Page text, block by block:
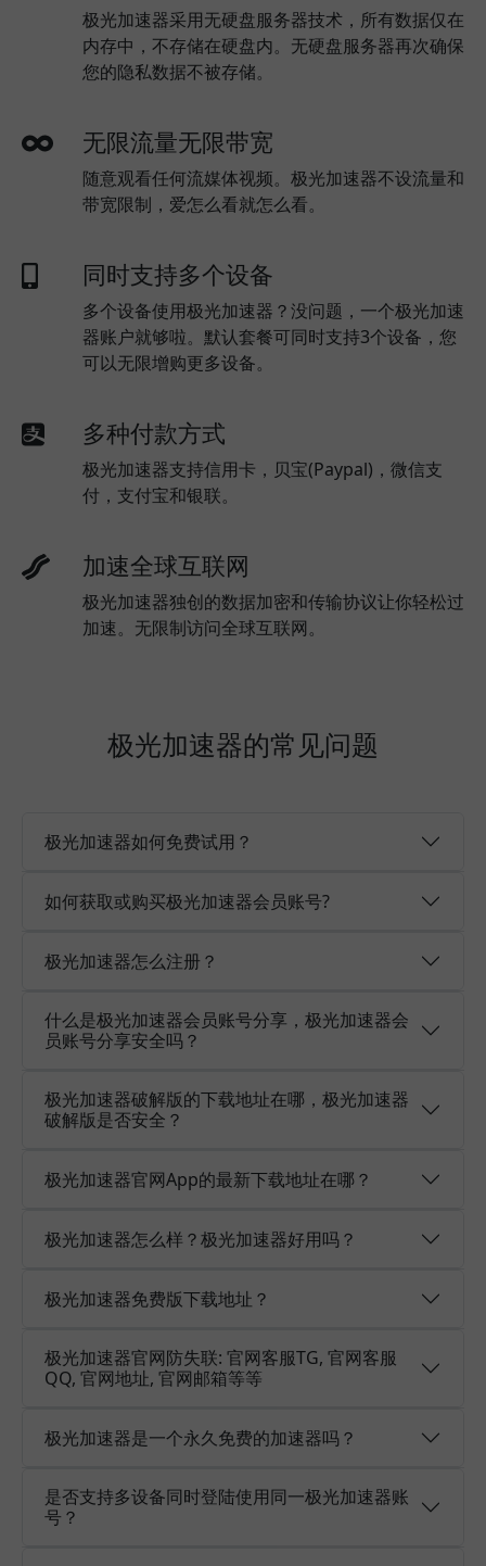
极光加速器采用无硬盘服务器技术，所有数据仅在
内存中，不存储在硬盘内。无硬盘服务器再次确保
您的隐私数据不被存储。
无限流量无限带宽
随意观看任何流媒体视频。极光加速器不设流量和
带宽限制，爱怎么看就怎么看。
同时支持多个设备
多个设备使用极光加速器？没问题，一个极光加速
器账户就够啦。默认套餐可同时支持3个设备，您
可以无限增购更多设备。
多种付款方式
极光加速器支持信用卡，贝宝(Paypal)，微信支
付，支付宝和银联。
加速全球互联网
极光加速器独创的数据加密和传输协议让你轻松过
加速。无限制访问全球互联网。
极光加速器的常见问题
极光加速器如何免费试用？
如何获取或购买极光加速器会员账号?
极光加速器怎么注册？
什么是极光加速器会员账号分享，极光加速器会
员账号分享安全吗？
极光加速器破解版的下载地址在哪，极光加速器
破解版是否安全？
极光加速器官网App的最新下载地址在哪？
极光加速器怎么样？极光加速器好用吗？
极光加速器免费版下载地址？
极光加速器官网防失联: 官网客服TG, 官网客服
QQ, 官网地址, 官网邮箱等等
极光加速器是一个永久免费的加速器吗？
是否支持多设备同时登陆使用同一极光加速器账
号？